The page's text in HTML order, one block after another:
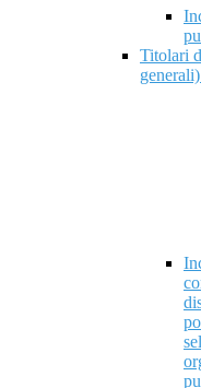
Titolari
generali)